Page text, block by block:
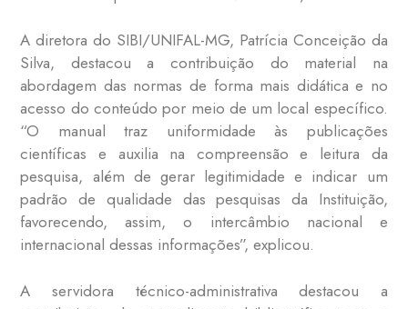
A diretora do SIBI/UNIFAL-MG, Patrícia Conceição da
Silva, destacou a contribuição do material na
abordagem das normas de forma mais didática e no
acesso do conteúdo por meio de um local específico.
“O manual traz uniformidade às publicações
científicas e auxilia na compreensão e leitura da
pesquisa, além de gerar legitimidade e indicar um
padrão de qualidade das pesquisas da Instituição,
favorecendo, assim, o intercâmbio nacional e
internacional dessas informações”, explicou.
A servidora técnico-administrativa destacou a